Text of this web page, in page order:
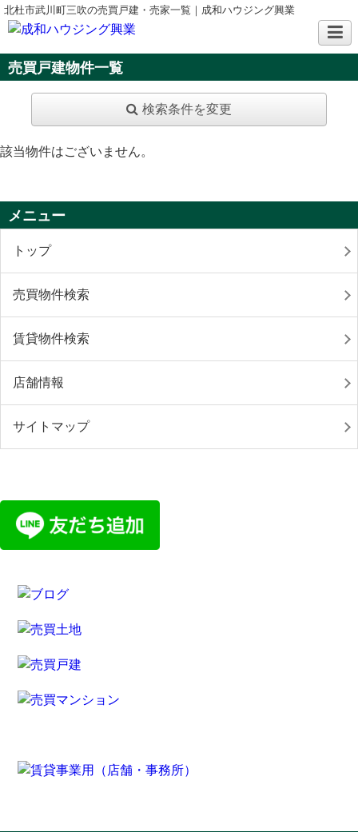
北杜市武川町三吹の売買戸建・売家一覧｜成和ハウジング興業
売買戸建物件一覧
検索条件を変更
該当物件はございません。
メニュー
トップ
売買物件検索
賃貸物件検索
店舗情報
サイトマップ